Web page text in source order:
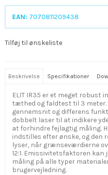
EAN: 7070811209438
Tilføj til ønskeliste
Beskrivelse Specifikationer
ELIT IR35 er et meget robust
tæthed og faldtest til 3 meter.
gennemsnit og differens
dobbelt laser til at indikere
at forhindre fejlagtig måling.
indstilles efter ønske, og den
lyser, når grænseværdierne
12:1. Emissivitetsfaktoren
måling på alle typer
brugervejledning.